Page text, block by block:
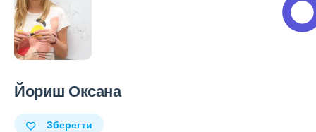
Йориш Оксана
Зберегти